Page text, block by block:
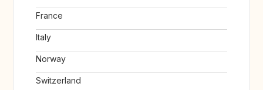
France
Italy
Norway
Switzerland